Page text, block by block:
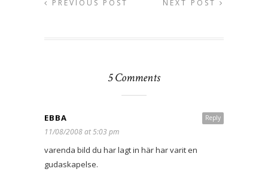
PREVIOUS POST NEXT POST
5 Comments
Reply
EBBA
11/08/2008 at 5:03 pm
varenda bild du har lagt in här har varit en
gudaskapelse.